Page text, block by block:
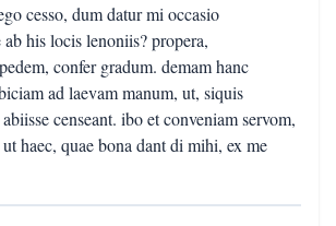
cesso, dum datur mi occasio
his locis lenoniis? propera,
confer gradum. demam hanc
ad laevam manum, ut, siquis
censeant. ibo et conveniam servom,
haec, quae bona dant di mihi, ex me